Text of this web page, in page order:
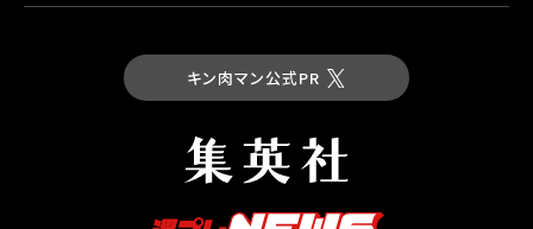
キン肉マン公式PR